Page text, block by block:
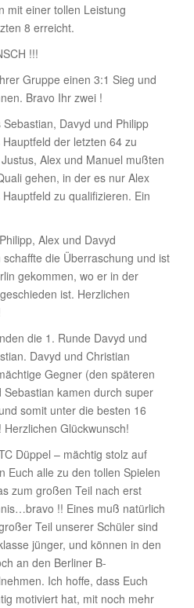
mit einer tollen Leistung
8 erreicht.
!!!
Gruppe einen 3:1 Sieg und
Bravo Ihr zwei !
Davyd und Philipp
der letzten 64 zu
Alex und Manuel mußten
gehen, in der es nur Alex
zu qualifizieren. Ein
Alex und Davyd
die Überraschung und ist
gekommen, wo er in der
ist. Herzlichen
die 1. Runde Davyd und
Davyd und Christian
Gegner (den späteren
kamen durch super
somit unter die besten 16
Glückwunsch!
Düppel – mächtig stolz auf
Euch alle zu den tollen Spielen
zum großen Teil nach erst
!! Eines muß natürlich
Teil unserer Schüler sind
jünger, und können in den
an den Berliner B-
Ich hoffe, dass Euch
motiviert hat, mit noch mehr